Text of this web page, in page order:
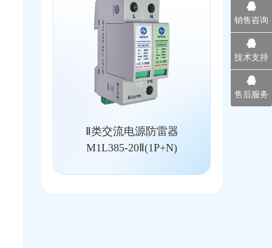
Ⅱ类交流电源防雷器
M1L385-20Ⅱ(1P+N)
销售咨询
技术支持
售后服务